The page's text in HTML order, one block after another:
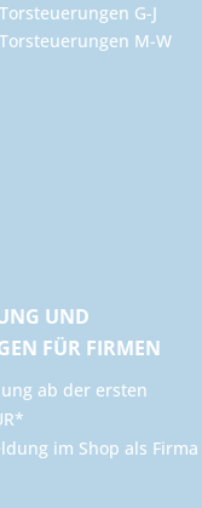
G-J
M-W
UND
FÜR FIRMEN
ab der ersten
im Shop als Firma